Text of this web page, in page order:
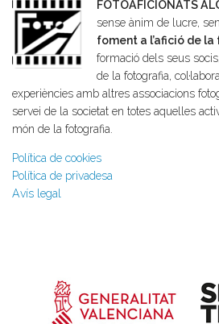
FOTOAFICIONATS
sense ànim de lucre,
foment a l’afició de
formació dels seus
de la fotografia,
experiències amb altres associacions
servei de la societat en totes aquelles
món de la fotografia.
Política de cookies
Política de privadesa
Avís legal